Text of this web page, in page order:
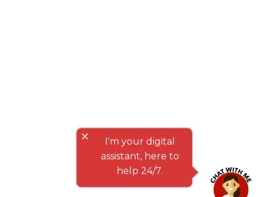
close
I'm your digital
assistant, here to
help 24/7.